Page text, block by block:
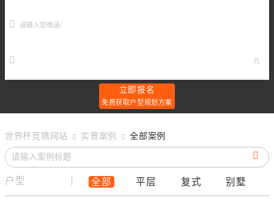
元
立即报名
免费获取户型规划方案
世界杯竞猜网站 实景案例 全部案例
户型 全部 平层 复式 别墅